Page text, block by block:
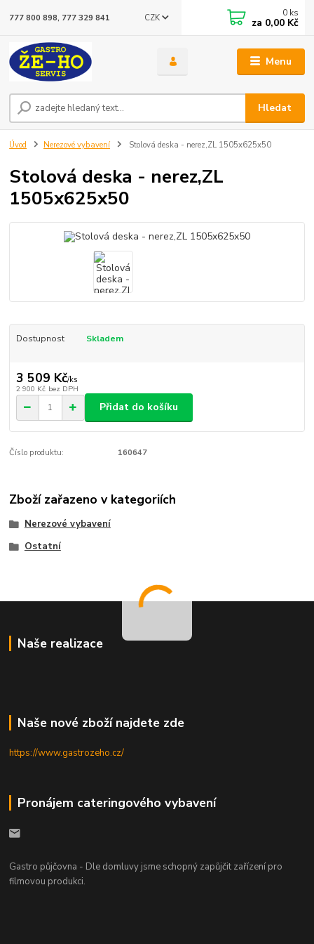
Menu
CZK
Hledat
777 800 898, 777 329 841 0 ks
za 0,00 Kč
Úvod Nerezové vybavení Stolová deska - nerez,ZL 1505x625x50
Stolová deska - nerez,ZL
1505x625x50
Dostupnost Skladem
3 509 Kč/ks
2 900 Kč bez DPH
Přidat do košíku
Číslo produktu: 160647
Zboží zařazeno v kategoriích
Nerezové vybavení
Ostatní
Naše realizace
Naše nové zboží najdete zde
https://www.gastrozeho.cz/
Pronájem cateringového vybavení
Gastro půjčovna - Dle domluvy jsme schopný zapůjčit zařízení pro
filmovou produkci.